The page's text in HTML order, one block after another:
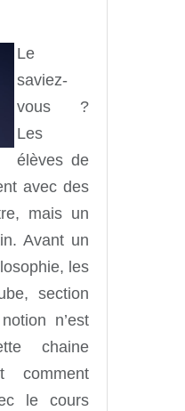
Le
saviez-
vous ?
Les
élèves de
avec des
mais un
Avant un
les
section
n’est
chaine
comment
le cours